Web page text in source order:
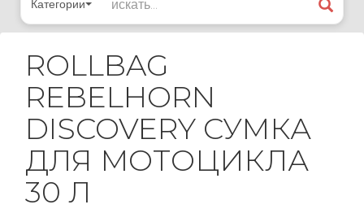
Категории
ROLLBAG
REBELHORN
DISCOVERY СУМКА
ДЛЯ МОТОЦИКЛА
30 Л